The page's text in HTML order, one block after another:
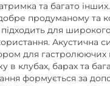
та багато
продуманому та
підходить для
Акустична
для гастролюючих
в клубах, барах та
формується за